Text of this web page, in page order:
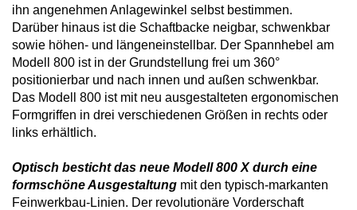
ihn angenehmen Anlagewinkel selbst bestimmen.
Darüber hinaus ist die Schaftbacke neigbar, schwenkbar
sowie höhen- und längeneinstellbar. Der Spannhebel am
Modell 800 ist in der Grundstellung frei um 360°
positionierbar und nach innen und außen schwenkbar.
Das Modell 800 ist mit neu ausgestalteten ergonomischen
Formgriffen in drei verschiedenen Größen in rechts oder
links erhältlich.
Optisch besticht das neue Modell 800 X durch eine
formschöne Ausgestaltung mit den typisch-markanten
Feinwerkbau-Linien. Der revolutionäre Vorderschaft